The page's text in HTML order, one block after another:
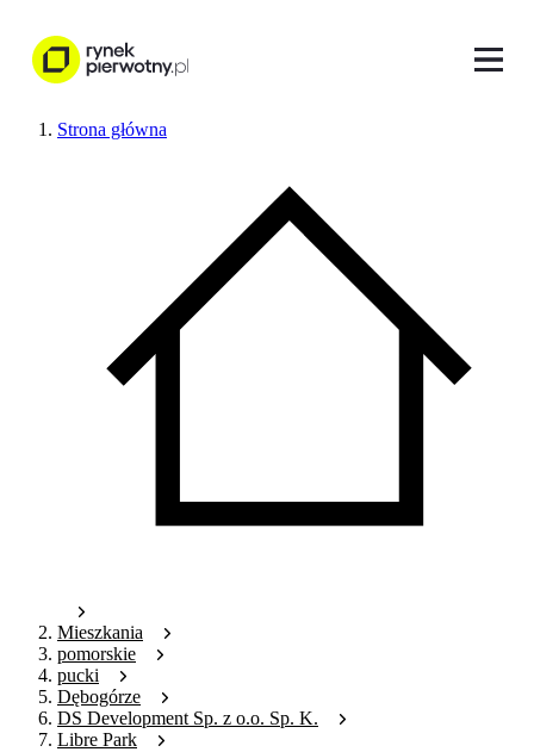
Strona główna
Mieszkania
pomorskie
pucki
Dębogórze
DS Development Sp. z o.o. Sp. K.
Libre Park